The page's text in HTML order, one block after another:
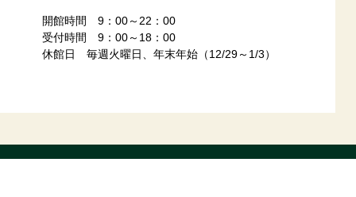
開館時間 9：00～22：00
受付時間 9：00～18：00
休館日 毎週火曜日、年末年始（12/29～1/3）